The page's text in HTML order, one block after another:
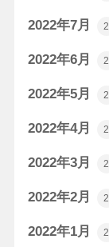
2022年7月 2
2022年6月 2
2022年5月 2
2022年4月 2
2022年3月 2
2022年2月 2
2022年1月 2